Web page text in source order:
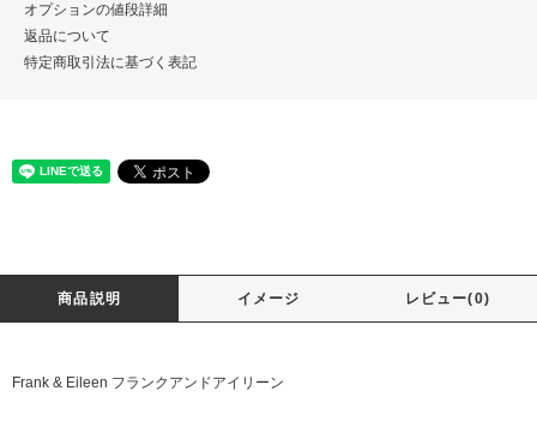
オプションの値段詳細
返品について
特定商取引法に基づく表記
商品説明 イメージ レビュー(0)
Frank & Eileen フランクアンドアイリーン